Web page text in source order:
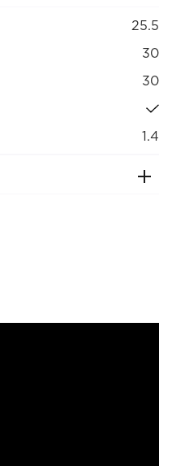
25.5
30
30
1.4